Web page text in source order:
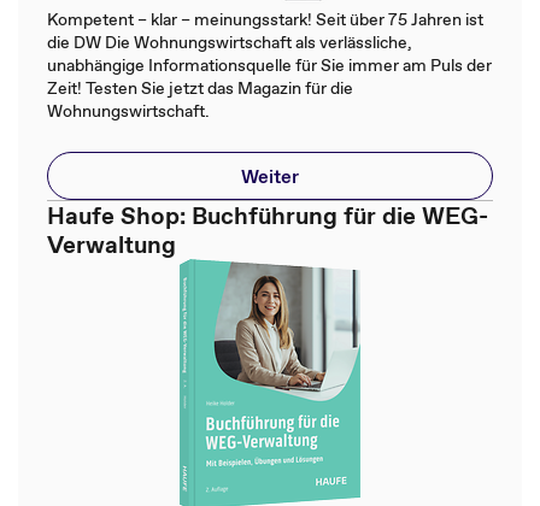
Kompetent – klar – meinungsstark! Seit über 75 Jahren ist
die DW Die Wohnungswirtschaft als verlässliche,
unabhängige Informationsquelle für Sie immer am Puls der
Zeit! Testen Sie jetzt das Magazin für die
Wohnungswirtschaft.
Weiter
Haufe Shop: Buchführung für die WEG-
Verwaltung